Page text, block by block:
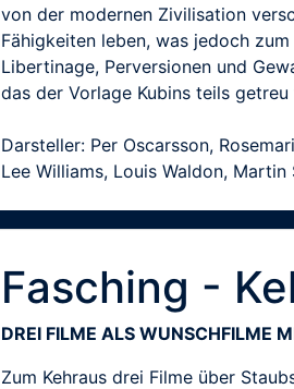
von der modernen Zivilisation
Fähigkeiten leben, was jedoch
Libertinage, Perversionen und
das der Vorlage Kubins teils
Darsteller: Per Oscarsson,
Lee Williams, Louis Waldon, Martin
Fasching -
DREI FILME ALS WUNSCHFILME
Zum Kehraus drei Filme über